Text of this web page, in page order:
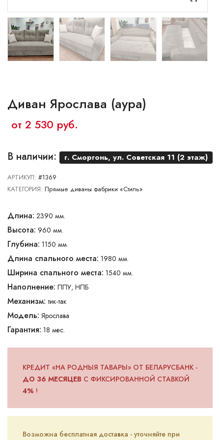
Могилев
Сморгонь
Диван Ярослава (аура)
от 2 530 руб.
В наличии: г. Сморгонь, ул. Советская 11 (2 этаж)
АРТИКУЛ: #1369
КАТЕГОРИЯ: Прямые диваны фабрики «Стиль»
Длина: 2390 мм.
Высота: 960 мм.
Глубина: 1150 мм.
Длина спального места: 1980 мм.
Ширина спального места: 1540 мм.
Наполнение: ППУ, НПБ
Механизм: тик-так
Модель: Ярослава
Гарантия: 18 мес.
КРЕДИТ «НА РОДНЫЯ ТАВАРЫ» ОТ БЕЛАРУСБАНК -
ДО 36 МЕСЯЦЕВ С ФИКСИРОВАННОЙ СТАВКОЙ
4% !
Возможна бесплатная доставка - уточняйте при